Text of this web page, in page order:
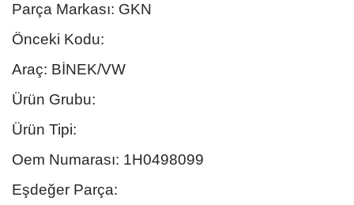
Parça Markası: GKN
Önceki Kodu:
Araç: BİNEK/VW
Ürün Grubu:
Ürün Tipi:
Oem Numarası: 1H0498099
Eşdeğer Parça: